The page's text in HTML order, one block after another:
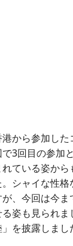
から参加した
3回目の参加
ている姿か
シャイな性
、今回は今
姿も見られ
を披露しまし